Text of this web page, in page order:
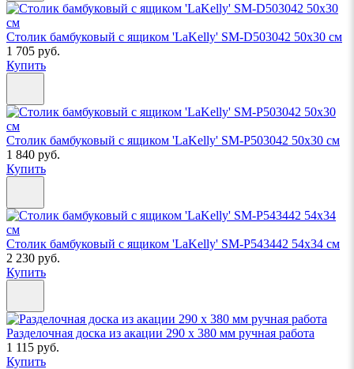
Столик бамбуковый с ящиком 'LaKelly' SM-D503042 50х30 см
1 705 руб.
Купить
Столик бамбуковый с ящиком 'LaKelly' SM-P503042 50х30 см
1 840 руб.
Купить
Столик бамбуковый с ящиком 'LaKelly' SM-P543442 54х34 см
2 230 руб.
Купить
Разделочная доска из акации 290 x 380 мм ручная работа
1 115 руб.
Купить